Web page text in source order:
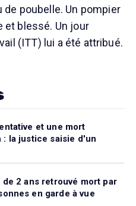
poubelle. Un pompier
et blessé. Un jour
(ITT) lui a été attribué.
et une mort
: la justice saisie d'un
de 2 ans retrouvé mort par
en garde à vue